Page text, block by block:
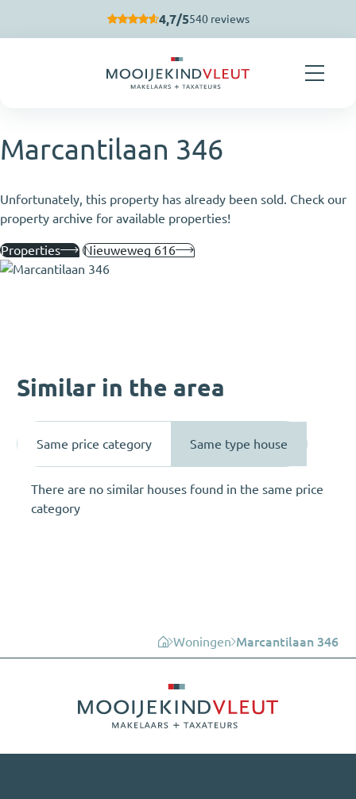
4,7/5540 reviews
Marcantilaan 346
Unfortunately, this property has already been sold. Check our
property archive for available properties!
Properties Nieuweweg 616
Similar in the area
Same price category Same type house
There are no similar houses found in the same price
category
Woningen Marcantilaan 346